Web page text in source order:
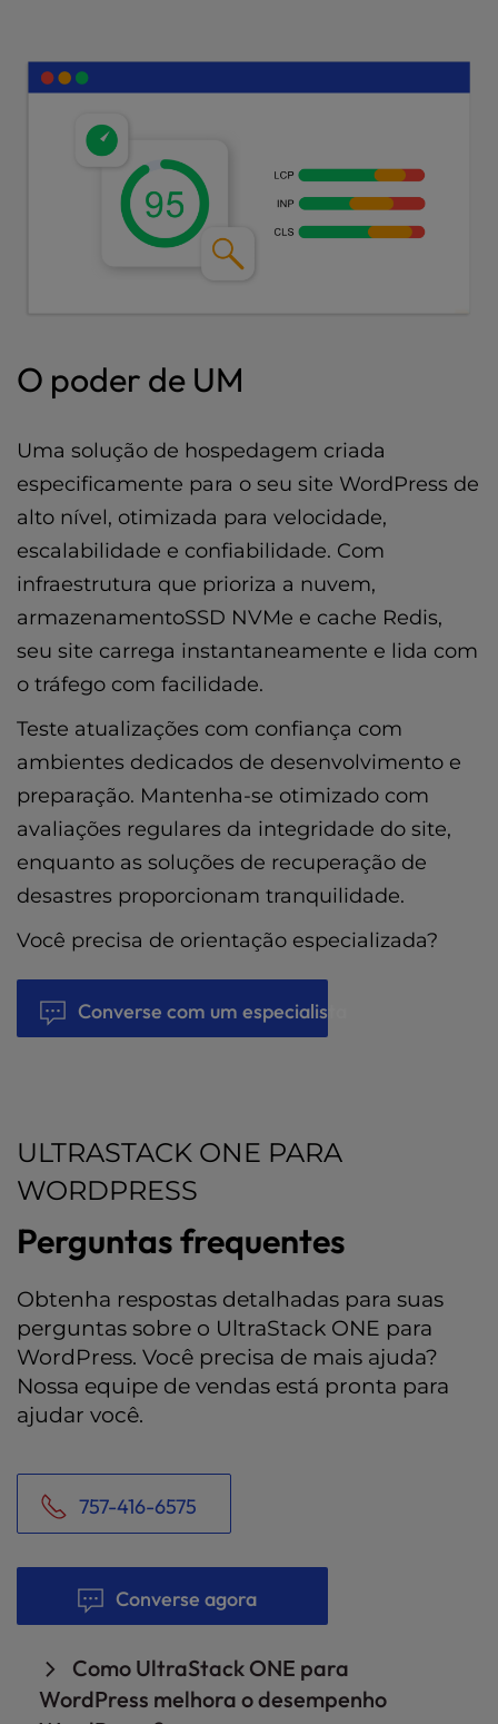
O poder de UM
Uma solução de hospedagem criada
especificamente para o seu site WordPress de
alto nível, otimizada para velocidade,
escalabilidade e confiabilidade. Com
infraestrutura que prioriza a nuvem,
armazenamentoSSD NVMe e cache Redis,
seu site carrega instantaneamente e lida com
o tráfego com facilidade.
Teste atualizações com confiança com
ambientes dedicados de desenvolvimento e
preparação. Mantenha-se otimizado com
avaliações regulares da integridade do site,
enquanto as soluções de recuperação de
desastres proporcionam tranquilidade.
Você precisa de orientação especializada?
Converse com um especialista
ULTRASTACK ONE PARA
WORDPRESS
Perguntas frequentes
Obtenha respostas detalhadas para suas
perguntas sobre o UltraStack ONE para
WordPress. Você precisa de mais ajuda?
Nossa equipe de vendas está pronta para
ajudar você.
757-416-6575
Converse agora
Como UltraStack ONE para
WordPress melhora o desempenho